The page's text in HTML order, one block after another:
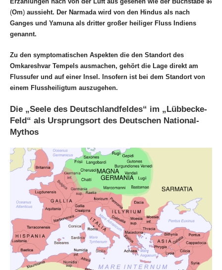
(Om) aussieht. Der Narmada wird von den Hindus als nach
Ganges und Yamuna als dritter großer heiliger Fluss Indiens
genannt.
Zu den symptomatischen Aspekten die den Standort des
Omkareshvar Tempels ausmachen, gehört die Lage direkt am
Flussufer und auf einer Insel. Insofern ist bei dem Standort von
einem Flussheiligtum auszugehen.
Die „Seele des Deutschlandfeldes“ im „Lübbecke-
Feld“ als Ursprungsort des Deutschen National-
Mythos